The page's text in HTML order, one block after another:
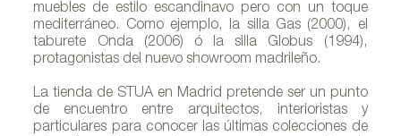
muebles de estilo escandinavo pero con un toque
mediterráneo. Como ejemplo, la silla Gas (2000), el
taburete Onda (2006) ó la silla Globus (1994),
protagonistas del nuevo showroom madrileño.
La tienda de STUA en Madrid pretende ser un punto
de encuentro entre arquitectos, interioristas y
particulares para conocer las últimas colecciones de